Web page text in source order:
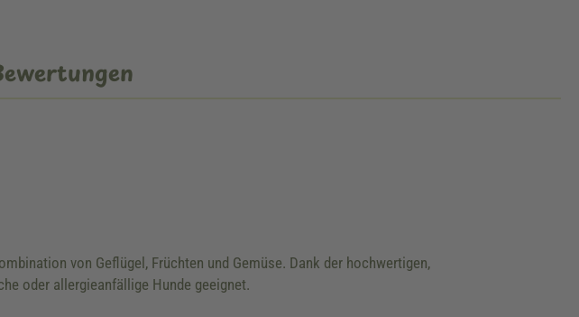
von Geflügel, Früchten und Gemüse. Dank der hochwertigen,
oder allergieanfällige Hunde geeignet.